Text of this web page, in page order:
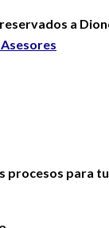
a
procesos para